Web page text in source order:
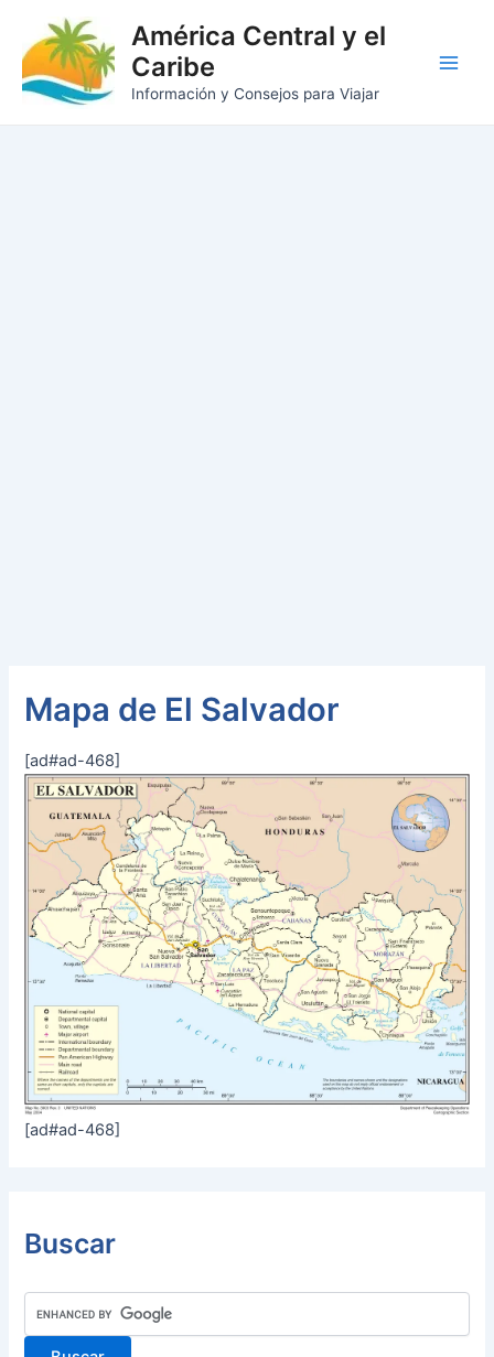
contenido
América Central y el
Caribe
Información y Consejos para Viajar
Mapa de El Salvador
[ad#ad-468]
[ad#ad-468]
Buscar